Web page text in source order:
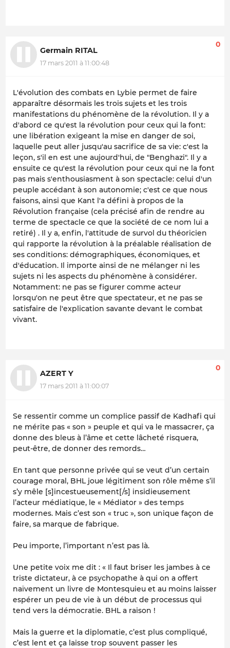
Germain RITAL
17 mars 2011 à 11:00:48
0
L'évolution des combats en Lybie permet de faire
apparaître désormais les trois sujets et les trois
manifestations du phénomène de la révolution. Il y a
d'abord ce qu'est la révolution pour ceux qui la font:
une libération exigeant la mise en danger de soi,
laquelle peut aller jusqu'au sacrifice de sa vie: c'est la
leçon, s'il en est une aujourd'hui, de "Benghazi". Il y a
ensuite ce qu'est la révolution pour ceux qui ne la font
pas mais s'enthousiasment à son spectacle: celui d'un
peuple accédant à son autonomie; c'est ce que nous
faisons, ainsi que Kant l'a défini à propos de la
Révolution française (cela précisé afin de rendre au
terme de spectacle ce que la société de ce nom lui a
retiré) . Il y a, enfin, l'attitude de survol du théoricien
qui rapporte la révolution à la préalable réalisation de
ses conditions: démographiques, économiques, et
d'éducation. Il importe ainsi de ne mélanger ni les
sujets ni les aspects du phénomène à considérer.
Notamment: ne pas se figurer comme acteur
lorsqu'on ne peut être que spectateur, et ne pas se
satisfaire de l'explication savante devant le combat
vivant.
AZERT Y
17 mars 2011 à 11:00:07
0
Se ressentir comme un complice passif de Kadhafi qui
ne mérite pas « son » peuple et qui va le massacrer, ça
donne des bleus à l’âme et cette lâcheté risquera,
peut-être, de donner des remords…
En tant que personne privée qui se veut d’un certain
courage moral, BHL joue légitiment son rôle même s’il
s’y mêle [s]incestueusement[/s] insidieusement
l’acteur médiatique, le « Médiator » des temps
modernes. Mais c’est son « truc », son unique façon de
faire, sa marque de fabrique.
Peu importe, l’important n’est pas là.
Une petite voix me dit : « Il faut briser les jambes à ce
triste dictateur, à ce psychopathe à qui on a offert
naïvement un livre de Montesquieu et au moins laisser
espérer un peu de vie à un début de processus qui
tend vers la démocratie. BHL a raison !
Mais la guerre et la diplomatie, c’est plus compliqué,
c’est lent et ça laisse trop souvent passer les